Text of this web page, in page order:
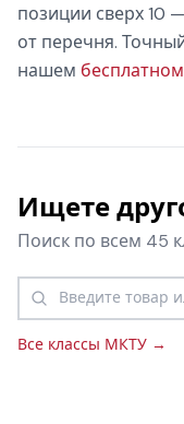
позиции сверх 10
от перечня.
нашем
Ищете
Поиск по всем 45
Все классы МКТУ →